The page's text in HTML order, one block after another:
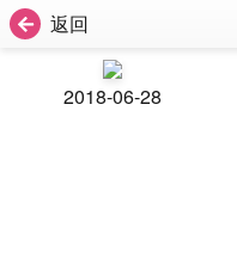
返回
2018-06-28